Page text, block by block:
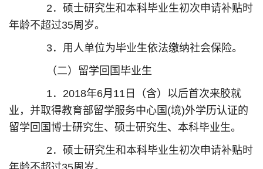
2．硕士研究生和本科毕业生初次申请补贴时
年龄不超过35周岁。
3．用人单位为毕业生依法缴纳社会保险。
（二）留学回国毕业生
1．2018年6月11日（含）以后首次来胶就
业，并取得教育部留学服务中心国(境)外学历认证的
留学回国博士研究生、硕士研究生、本科毕业生。
2．硕士研究生和本科毕业生初次申请补贴时